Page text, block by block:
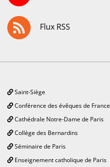
Flux RSS
Saint-Siège
Conférence des évêques de France
Cathédrale Notre-Dame de Paris
Collège des Bernardins
Séminaire de Paris
Enseignement catholique de Paris